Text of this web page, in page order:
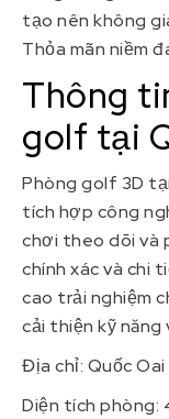
tạo nên không
Thỏa mãn niềm
Thông
golf tại
Phòng golf 3D
tích hợp công
chơi theo dõi và
chính xác và chi
cao trải nghiệm
cải thiện kỹ năng
Địa chỉ: Quốc Oai
Diện tích phòng: